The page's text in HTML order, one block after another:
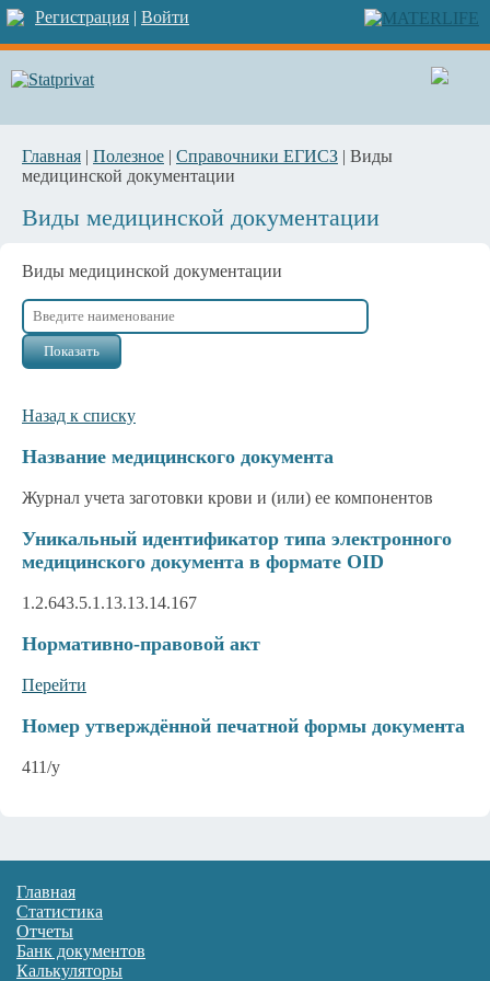
Регистрация | Войти
Главная | Полезное | Справочники ЕГИСЗ | Виды
медицинской документации
Виды медицинской документации
Виды медицинской документации
Назад к списку
Название медицинского документа
Журнал учета заготовки крови и (или) ее компонентов
Уникальный идентификатор типа электронного
медицинского документа в формате OID
1.2.643.5.1.13.13.14.167
Нормативно-правовой акт
Перейти
Номер утверждённой печатной формы документа
411/у
Главная
Статистика
Отчеты
Банк документов
Калькуляторы